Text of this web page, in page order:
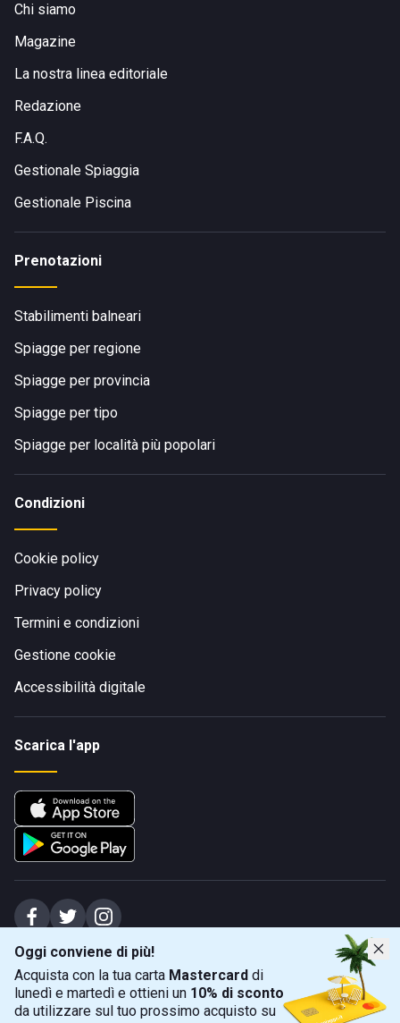
Oggi conviene di più!
Acquista con la tua carta Mastercard di
lunedì e martedì e ottieni un 10% di sconto
da utilizzare sul tuo prossimo acquisto su
Chi siamo
Magazine
La nostra linea editoriale
Redazione
F.A.Q.
Gestionale Spiaggia
Gestionale Piscina
Prenotazioni
Stabilimenti balneari
Spiagge per regione
Spiagge per provincia
Spiagge per tipo
Spiagge per località più popolari
Condizioni
Cookie policy
Privacy policy
Termini e condizioni
Gestione cookie
Accessibilità digitale
Scarica l'app
Spiagge Srl - Sede legale: Via Marecchiese 48, 47923 Rimini (RN), IT -
capitale sociale Euro 31245,57 - Iscritta al registro delle imprese di Rimini
Sede operativa: Via Flaminia 180, 47924 Rimini (RN), IT
+39 0541 772375
info@spiagge.it - p.i./c.f. 04536640404